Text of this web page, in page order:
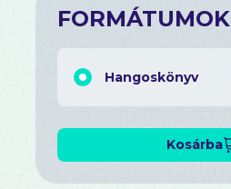
FORMÁTUMOK
Hangoskönyv
Kosárba